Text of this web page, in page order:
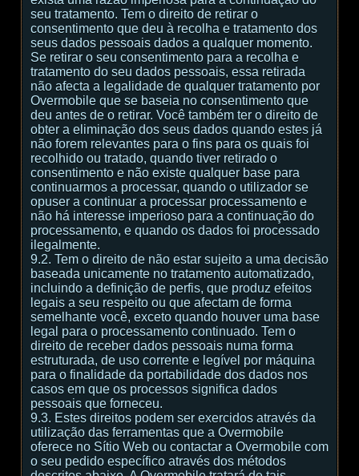
seu tratamento. Tem o direito de retirar o
consentimento que deu à recolha e tratamento dos
seus dados pessoais dados a qualquer momento.
Se retirar o seu consentimento para a recolha e
tratamento do seu dados pessoais, essa retirada
não afecta a legalidade de qualquer tratamento por
Overmobile que se baseia no consentimento que
deu antes de o retirar. Você também ter o direito de
obter a eliminação dos seus dados quando estes já
não forem relevantes para o fins para os quais foi
recolhido ou tratado, quando tiver retirado o
consentimento e não existe qualquer base para
continuarmos a processar, quando o utilizador se
opuser a continuar a processar processamento e
não há interesse imperioso para a continuação do
processamento, e quando os dados foi processado
ilegalmente.
9.2. Tem o direito de não estar sujeito a uma decisão
baseada unicamente no tratamento automatizado,
incluindo a definição de perfis, que produz efeitos
legais a seu respeito ou que afectam de forma
semelhante você, exceto quando houver uma base
legal para o processamento continuado. Tem o
direito de receber dados pessoais numa forma
estruturada, de uso corrente e legível por máquina
para o finalidade da portabilidade dos dados nos
casos em que os processos significa dados
pessoais que forneceu.
9.3. Estes direitos podem ser exercidos através da
utilização das ferramentas que a Overmobile
oferece no Sítio Web ou contactar a Overmobile com
o seu pedido específico através dos métodos